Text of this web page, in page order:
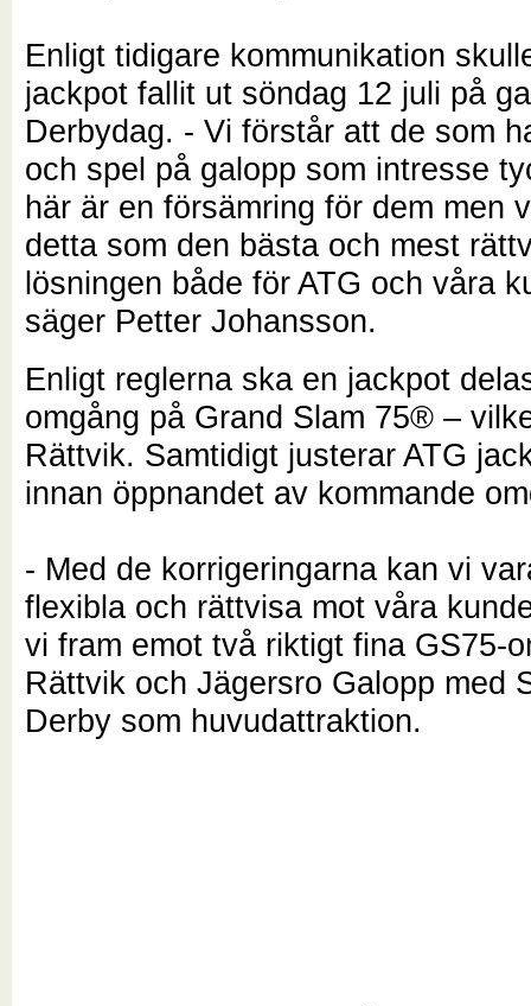
Enligt tidigare kommunikation
jackpot fallit ut söndag 12 juli på
Derbydag. - Vi förstår att de som
och spel på galopp som intresse
här är en försämring för dem men
detta som den bästa och mest
lösningen både för ATG och våra
säger Petter Johansson.
Enligt reglerna ska en jackpot
omgång på Grand Slam 75® –
Rättvik. Samtidigt justerar ATG
innan öppnandet av kommande
- Med de korrigeringarna kan vi
flexibla och rättvisa mot våra
vi fram emot två riktigt fina GS75-
Rättvik och Jägersro Galopp med
Derby som huvudattraktion.